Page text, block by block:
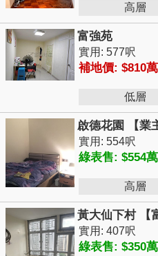
高層
富強苑
實用: 577呎
補地價: $810萬
低層
啟德花園 【業
實用: 554呎
綠表售: $554萬
高層
黃大仙下村 【
實用: 407呎
綠表售: $350萬